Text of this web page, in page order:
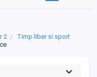
2
Timp liber si sport